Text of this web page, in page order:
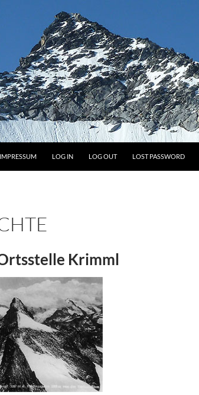
IMPRESSUM LOG IN LOG OUT LOST PASSWORD
Krimml